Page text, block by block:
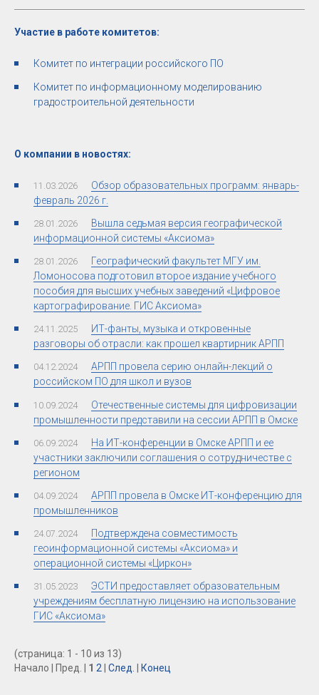
Участие в работе комитетов:
Комитет по интеграции российского ПО
Комитет по информационному моделированию
градостроительной деятельности
О компании в новостях:
11.03.2026
Обзор образовательных программ: январь-
февраль 2026 г.
28.01.2026
Вышла седьмая версия географической
информационной системы «Аксиома»
28.01.2026
Географический факультет МГУ им.
Ломоносова подготовил второе издание учебного
пособия для высших учебных заведений «Цифровое
картографирование. ГИС Аксиома»
24.11.2025
ИТ-фанты, музыка и откровенные
разговоры об отрасли: как прошел квартирник АРПП
04.12.2024
АРПП провела серию онлайн-лекций о
российском ПО для школ и вузов
10.09.2024
Отечественные системы для цифровизации
промышленности представили на сессии АРПП в Омске
06.09.2024
На ИТ-конференции в Омске АРПП и ее
участники заключили соглашения о сотрудничестве с
регионом
04.09.2024
АРПП провела в Омске ИТ-конференцию для
промышленников
24.07.2024
Подтверждена совместимость
геоинформационной системы «Аксиома» и
операционной системы «Циркон»
31.05.2023
ЭСТИ предоставляет образовательным
учреждениям бесплатную лицензию на использование
ГИС «Аксиома»
(страница: 1 - 10 из 13)
Начало | Пред. | 1 2 След. Конец